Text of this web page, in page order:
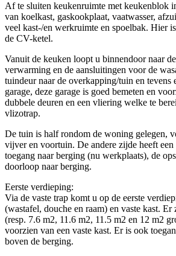
Af te sluiten keukenruimte met keukenblok
van koelkast, gaskookplaat, vaatwasser,
veel kast-/en werkruimte en spoelbak. Hier
de CV-ketel.
Vanuit de keuken loopt u binnendoor naar
verwarming en de aansluitingen voor de
tuindeur naar de overkapping/tuin en tevens
garage, deze garage is goed bemeten en
dubbele deuren en een vliering welke te
vlizotrap.
De tuin is half rondom de woning gelegen,
vijver en voortuin. De andere zijde heeft
toegang naar berging (nu werkplaats), de
doorloop naar berging.
Eerste verdieping:
Via de vaste trap komt u op de eerste
(wastafel, douche en raam) en vaste kast. Er
(resp. 7.6 m2, 11.6 m2, 11.5 m2 en 12 m2
voorzien van een vaste kast. Er is ook
boven de berging.